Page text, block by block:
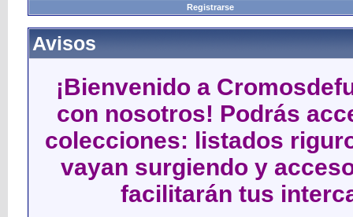
Registrarse
Avisos
¡Bienvenido a
con nosotros! Podrás
colecciones: listados
vayan surgiendo y
facilitarán tus